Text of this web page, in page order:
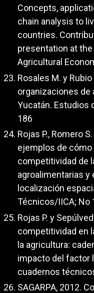
Concepts,
chain analysis to
countries.
presentation at
Agricultural
Rosales M. y
organizaciones de
Yucatán. Estudios
186
Rojas P., Romero
ejemplos de
competitividad de
agroalimentarias
localización
Técnicos/IICA; No
Rojas P. y
competitividad en
la agricultura:
impacto del factor
cuadernos
SAGARPA, 2012.